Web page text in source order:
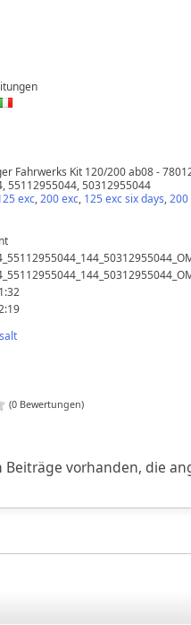
Fahrwerks Kit 120/200 ab08 -
55112955044, 50312955044
exc,200 exc, 125 exc six days,200
(0 Bewertungen)
Beiträge vorhanden, die